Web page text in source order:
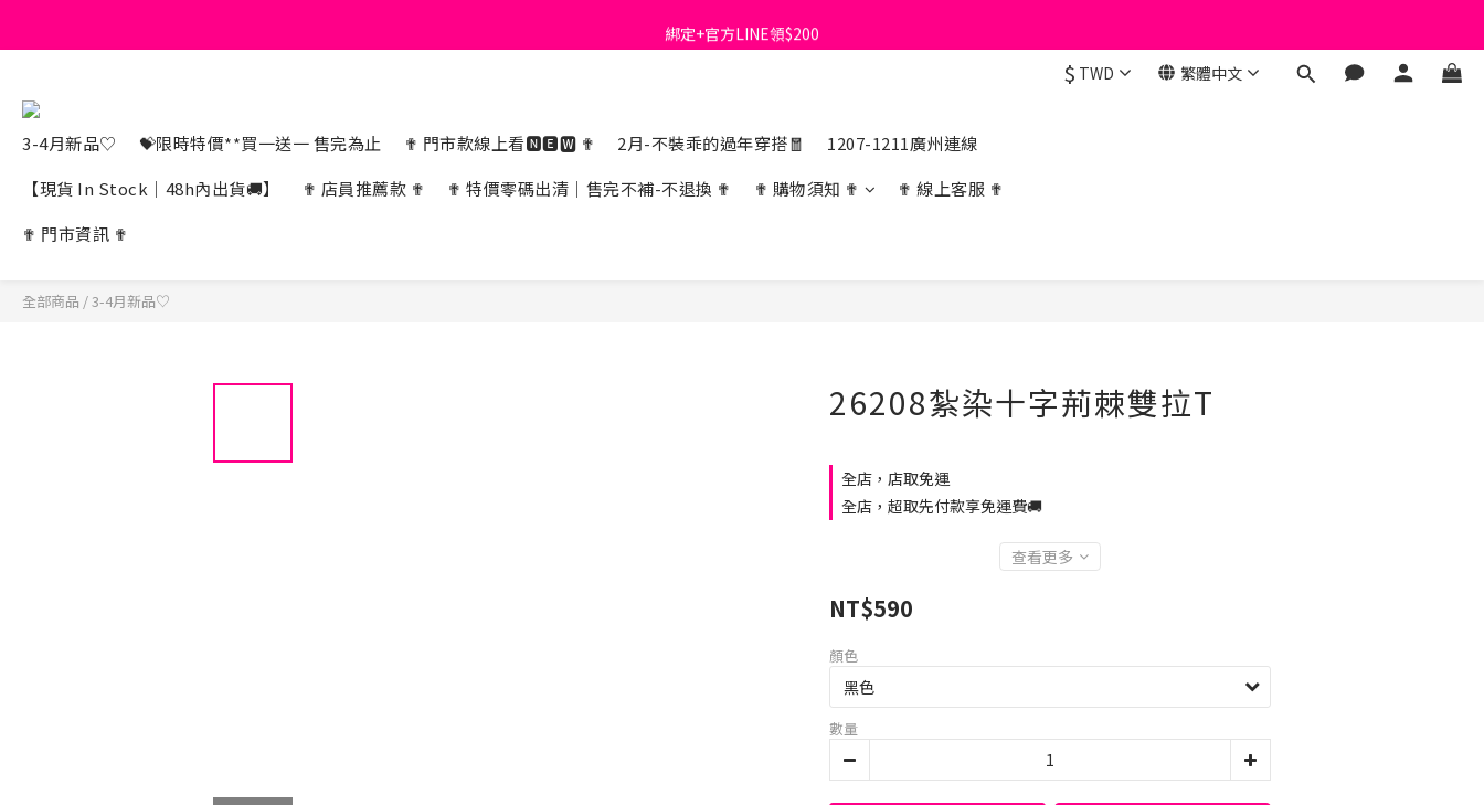
首購免運費🚚
綁定+官方LINE領$200
$ TWD 繁體中文
3-4月新品♡ 💝限時特價**買一送一 售完為止 ✟ 門市款線上看🅽🅴🆆 ✟ 2月-不裝乖的過年穿搭🧧
1207-1211廣州連線
【現貨 In Stock｜48h內出貨🚚】
✟ 店員推薦款 ✟ ✟ 特價零碼出清｜售完不補-不退換 ✟ ✟ 購物須知 ✟
✟ 線上客服 ✟
✟ 門市資訊 ✟
全部商品 /3-4月新品♡
26208紮染十字荊棘雙拉T
全店，店取免運
全店，超取先付款享免運費🚚
查看更多
NT$590
顏色
數量